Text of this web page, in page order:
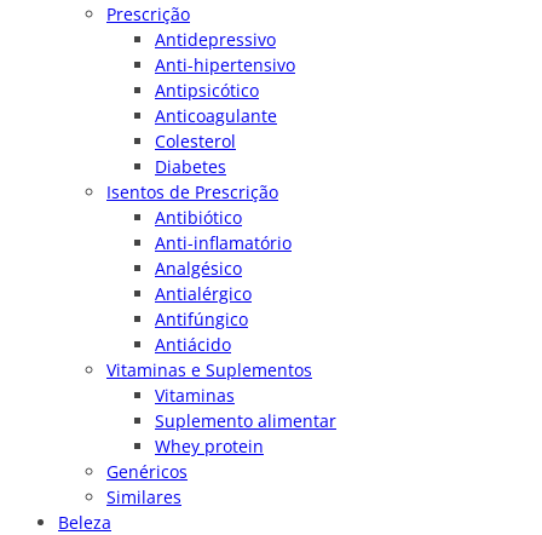
Prescrição
Antidepressivo
Anti-hipertensivo
Antipsicótico
Anticoagulante
Colesterol
Diabetes
Isentos de Prescrição
Antibiótico
Anti-inflamatório
Analgésico
Antialérgico
Antifúngico
Antiácido
Vitaminas e Suplementos
Vitaminas
Suplemento alimentar
Whey protein
Genéricos
Similares
Beleza